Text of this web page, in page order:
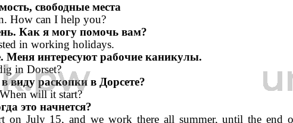
свободные места
How can I help you?
Как я могу помочь вам?
in working holidays.
Меня интересуют рабочие каникулы.
in Dorset?
виду раскопки в Дорсете?
will it start?
это начнется?
on July 15, and we work there all summer, until the end